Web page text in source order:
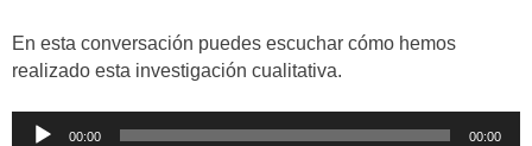
En esta conversación puedes escuchar cómo hemos
realizado esta investigación cualitativa.
Reproductor
00:00 00:00